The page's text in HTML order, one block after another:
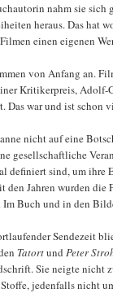
nahm sie sich
heraus. Das hat
einen eigenen
von Anfang an.
Kritikerpreis, Adolf-
Das war und ist schon
nicht auf eine
gesellschaftliche
definiert sind, um ihre
Jahren wurden die
Im Buch und in den
Sendezeit
Tatortund Peter
Sie neigte nicht
jedenfalls nicht